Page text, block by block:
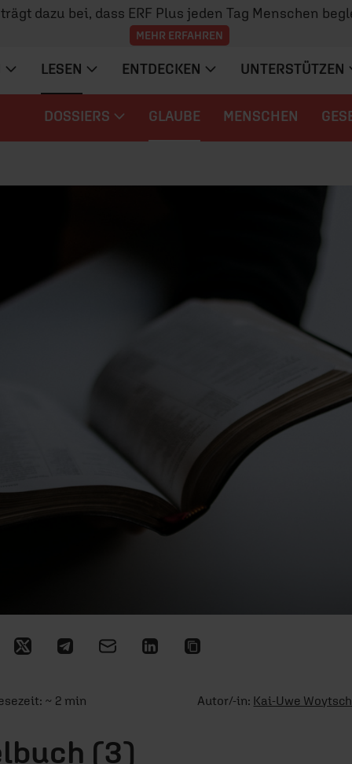
dazu bei, dass ERF Plus jeden Tag Menschen
MEHR ERFAHREN
LESEN ENTDECKEN UNTERSTÜTZEN
DOSSIERS GLAUBE MENSCHEN
~ 2 min Autor/-in: Kai-Uwe
(3)